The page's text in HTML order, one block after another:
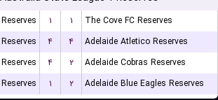
۱ ۱
The Cove FC Reserves
۴ ۴
Adelaide Atletico Reserves
۴ ۲
Adelaide Cobras Reserves
۱ ۲ Adelaide Blue Eagles Reserves